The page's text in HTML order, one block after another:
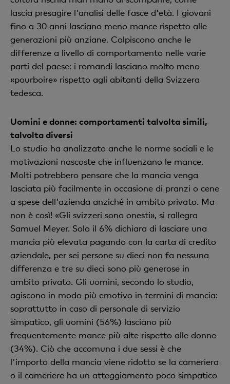
lascia presagire l'analisi delle fasce d'età. I giovani
fino a 30 anni lasciano meno mance rispetto alle
generazioni più anziane. Colpiscono anche le
differenze a livello di comportamento nelle varie
parti del paese: i romandi lasciano molto meno
«pourboire» rispetto agli abitanti della Svizzera
tedesca.
Uomini e donne: comportamenti talvolta simili,
talvolta diversi
Lo studio ha analizzato anche le norme sociali e le
motivazioni nascoste che influenzano le mance.
Molti potrebbero pensare che la mancia venga
lasciata più facilmente in occasione di pranzi o cene
a spese dell'azienda anziché in ambito privato. Ma
non è così! «Gli svizzeri sono onesti», si rallegra
Samuel Meyer. Solo il 6% dichiara di lasciare una
mancia più elevata pagando con la carta di credito
aziendale, per sei persone su dieci non fa nessuna
differenza e tre su dieci sono più generose in
ambito privato. Gli uomini, secondo lo studio,
agiscono in modo più emotivo in termini di mancia:
soprattutto in caso di personale di servizio
simpatico, gli uomini (56%) lasciano più
frequentemente mance più alte rispetto alle donne
(34%). Ciò che accomuna i due sessi è che
l'importo della mancia viene ridotto se la cameriera
o il cameriere ha un atteggiamento poco simpatico